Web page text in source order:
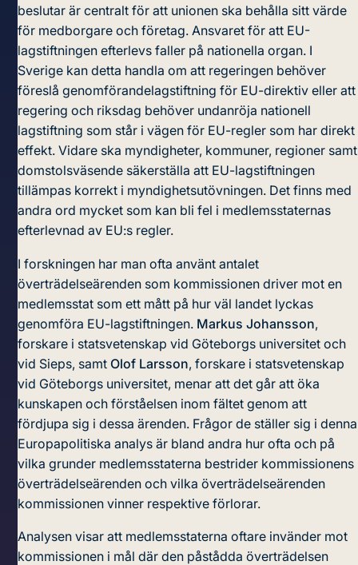
beslutar är centralt för att unionen ska behålla sitt värde
för medborgare och företag. Ansvaret för att EU-
lagstiftningen efterlevs faller på nationella organ. I
Sverige kan detta handla om att regeringen behöver
föreslå genomförandelagstiftning för EU-direktiv eller att
regering och riksdag behöver undanröja nationell
lagstiftning som står i vägen för EU-regler som har direkt
effekt. Vidare ska myndigheter, kommuner, regioner samt
domstolsväsende säkerställa att EU-lagstiftningen
tillämpas korrekt i myndighetsutövningen. Det finns med
andra ord mycket som kan bli fel i medlemsstaternas
efterlevnad av EU:s regler.
I forskningen har man ofta använt antalet
överträdelseärenden som kommissionen driver mot en
medlemsstat som ett mått på hur väl landet lyckas
genomföra EU-lagstiftningen. Markus Johansson,
forskare i statsvetenskap vid Göteborgs universitet och
vid Sieps, samtOlof Larsson, forskare i statsvetenskap
vid Göteborgs universitet, menar att det går att öka
kunskapen och förståelsen inom fältet genom att
fördjupa sig i dessa ärenden. Frågor de ställer sig i denna
Europapolitiska analys är bland andra hur ofta och på
vilka grunder medlemsstaterna bestrider kommissionens
överträdelseärenden och vilka överträdelseärenden
kommissionen vinner respektive förlorar.
Analysen visar att medlemsstaterna oftare invänder mot
kommissionen i mål där den påstådda överträdelsen